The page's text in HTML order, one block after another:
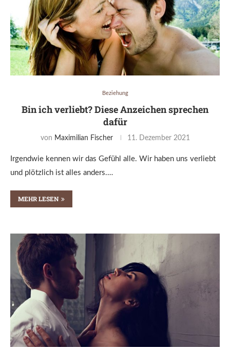
Beziehung
Bin ich verliebt? Diese Anzeichen sprechen
dafür
von Maximilian Fischer 11. Dezember 2021
Irgendwie kennen wir das Gefühl alle. Wir haben uns verliebt
und plötzlich ist alles anders.…
MEHR LESEN